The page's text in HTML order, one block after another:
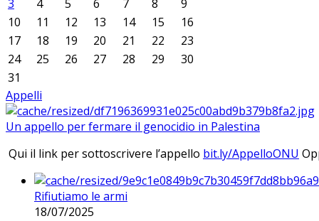
3 4 5 6 7 8
9
10
11 12 13 14 15
16
17
18 19 20 21 22
23
24
25 26 27 28 29
30
31
Appelli
Un appello per fermare il genocidio in Palestina
Qui il link per sottoscrivere l’appello bit.ly/AppelloONU
Rifiutiamo le armi
18/07/2025